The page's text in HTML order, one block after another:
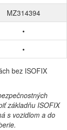
MZ314394
•
•
bez ISOFIX
základňu ISOFIX
s vozidlom a do